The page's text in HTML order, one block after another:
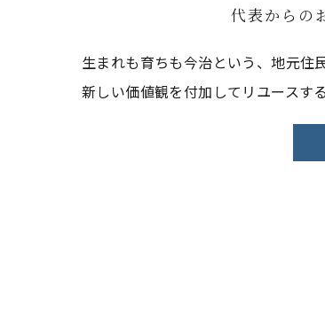
代表からの
生まれも育ちも今治という、地元住
新しい価値観を付加してリユースす